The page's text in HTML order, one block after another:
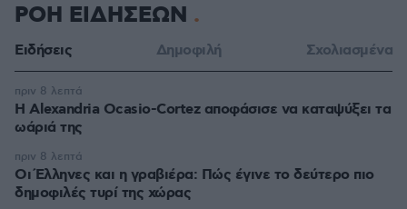
ΡΟΗ ΕΙΔΗΣΕΩΝ
Ειδήσεις Δημοφιλή Σχολιασμένα
Η Alexandria Ocasio-Cortez αποφάσισε να καταψύξει τα
ωάριά της
πριν 8 λεπτά
Οι Έλληνες και η γραβιέρα: Πώς έγινε το δεύτερο πιο
δημοφιλές τυρί της χώρας
πριν 8 λεπτά